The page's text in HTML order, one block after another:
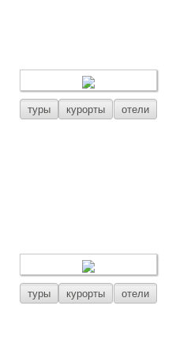
туры курорты отели
туры курорты отели